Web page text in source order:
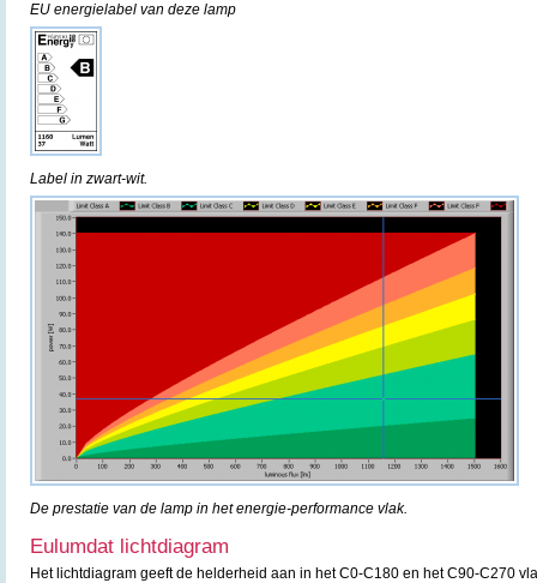
EU energielabel van deze lamp
Label in zwart-wit.
De prestatie van de lamp in het energie-performance vlak.
Eulumdat lichtdiagram
Het lichtdiagram geeft de helderheid aan in het C0-C180 en het C90-C270